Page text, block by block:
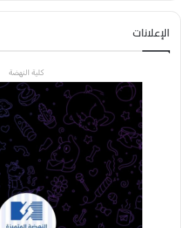
الإعلانات
كلية النهضة